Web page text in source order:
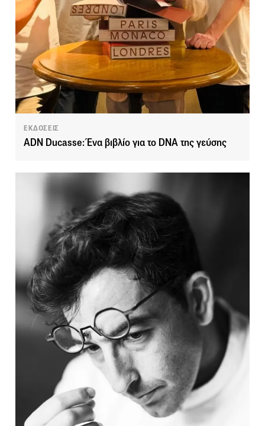
ΕΚΔΟΣΕΙΣ
ADN Ducasse: Ένα βιβλίο για το DNA της γεύσης